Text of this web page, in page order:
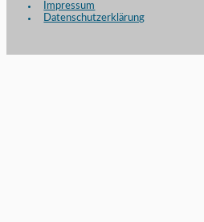
Impressum
Datenschutzerklärung